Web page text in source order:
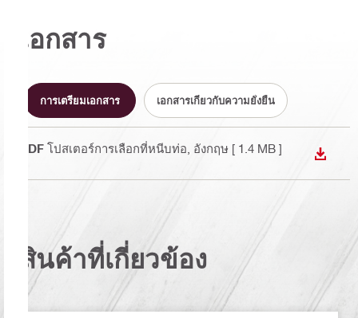
เอกสาร
การเตรียมเอกสาร เอกสารเกี่ยวกับความยั่งยืน
PDF โปสเตอร์การเลือกที่หนีบท่อ , อังกฤษ [ 1.4 MB ]
สินค้าที่เกี่ยวข้อง